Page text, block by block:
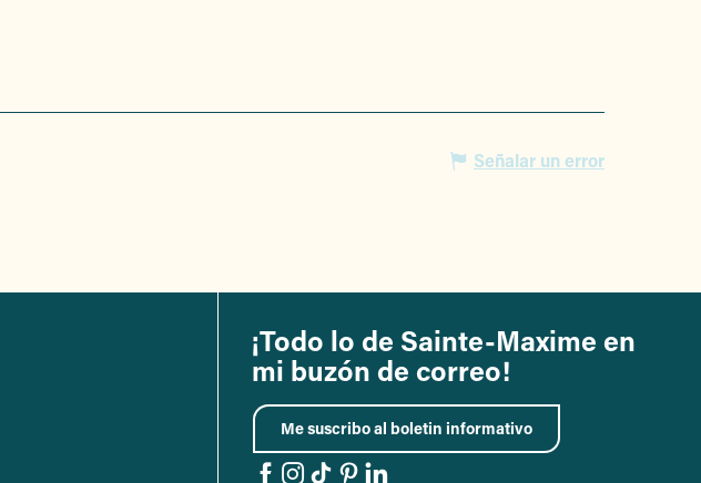
Señalar un error
¡Todo lo de Sainte-Maxime en
mi buzón de correo!
Me suscribo al boletin informativo